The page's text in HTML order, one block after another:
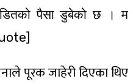
पैसा डुबेको छ । म
पूरक जाहेरी दिएका थिए